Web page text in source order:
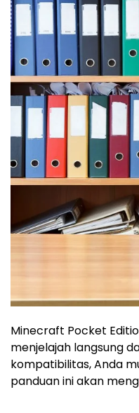
Minecraft Pocket
menjelajah langsung
kompatibilitas, Anda
panduan ini akan